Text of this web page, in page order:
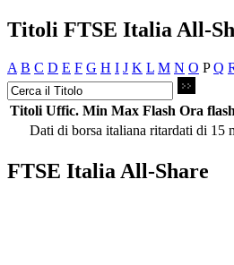
Titoli FTSE Italia All-
A B C D E F G H I J K L M N O PQ
Titoli Uffic. Min Max Flash Ora flash
Dati di borsa italiana ritardati di 15
FTSE Italia All-Share